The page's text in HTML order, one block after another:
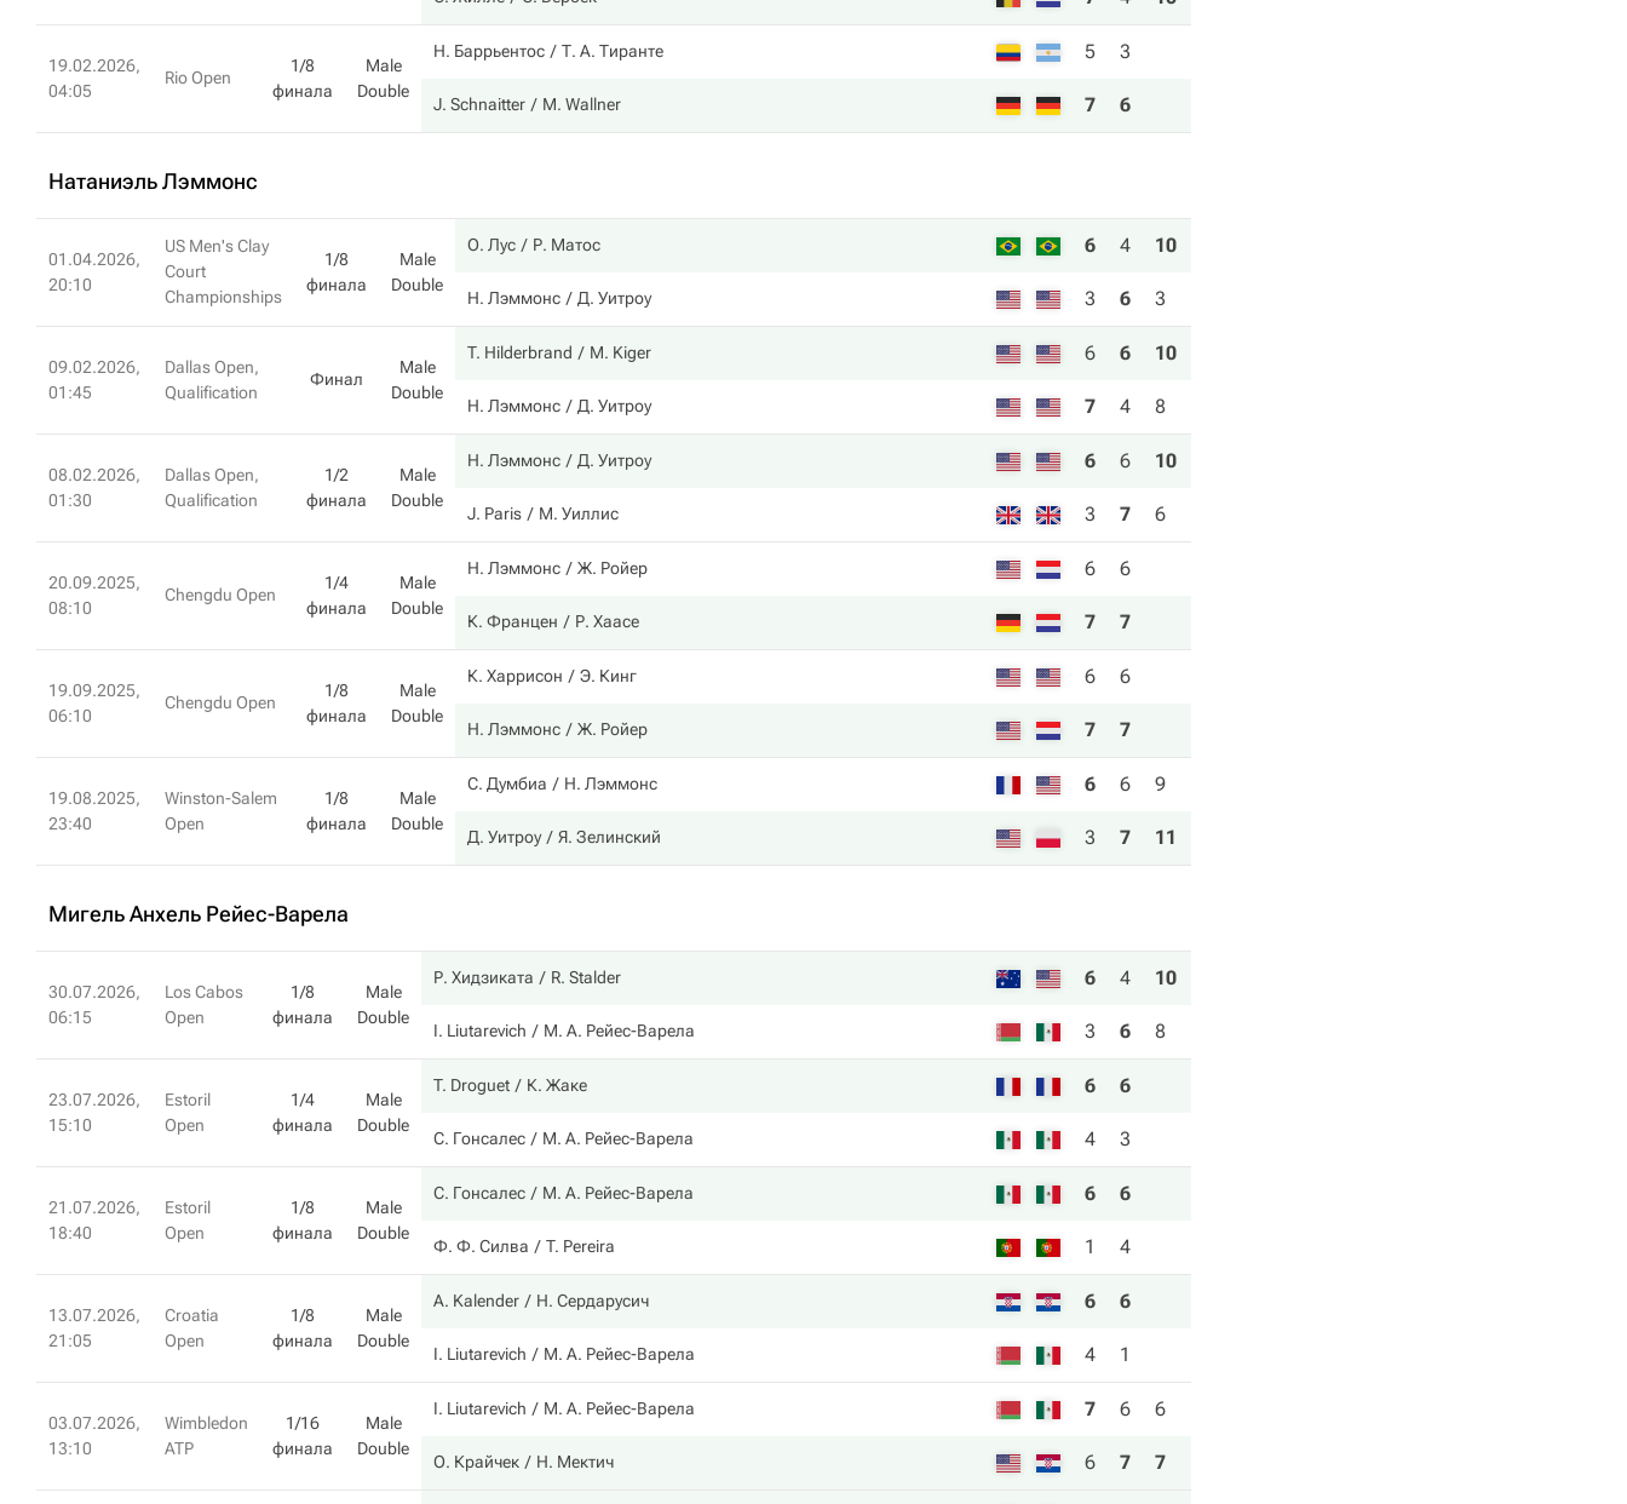
19.02.2026,
04:05
Rio Open
1/8
финала
Male
Double
Н. Баррьентос Т. А. Тиранте 5 3
J. Schnaitter M. Wallner 7 6
Натаниэль Лэммонс
01.04.2026,
20:10
US Men's Clay
Court
Championships
1/8
финала
Male
Double
О. Лус Р. Матос 6 4 10
Н. Лэммонс Д. Уитроу 3 6 3
09.02.2026,
01:45
Dallas Open,
Qualification
Финал
Male
Double
T. Hilderbrand M. Kiger 6 6 10
Н. Лэммонс Д. Уитроу 7 4 8
08.02.2026,
01:30
Dallas Open,
Qualification
1/2
финала
Male
Double
Н. Лэммонс Д. Уитроу 6 6 10
J. Paris М. Уиллис 3 7 6
20.09.2025,
08:10
Chengdu Open
1/4
финала
Male
Double
Н. Лэммонс Ж. Ройер 6 6
К. Францен Р. Хаасе 7 7
19.09.2025,
06:10
Chengdu Open
1/8
финала
Male
Double
К. Харрисон Э. Кинг 6 6
Н. Лэммонс Ж. Ройер 7 7
19.08.2025,
23:40
Winston-Salem
Open
1/8
финала
Male
Double
С. Думбиа Н. Лэммонс 6 6 9
Д. Уитроу Я. Зелинский 3 7 11
Мигель Анхель Рейес-Варела
30.07.2026,
06:15
Los Cabos
Open
1/8
финала
Male
Double
Р. Хидзиката R. Stalder 6 4 10
I. Liutarevich М. А. Рейес-Варела 3 6 8
23.07.2026,
15:10
Estoril
Open
1/4
финала
Male
Double
T. Droguet К. Жаке 6 6
С. Гонсалес М. А. Рейес-Варела 4 3
21.07.2026,
18:40
Estoril
Open
1/8
финала
Male
Double
С. Гонсалес М. А. Рейес-Варела 6 6
Ф. Ф. Силва T. Pereira 1 4
13.07.2026,
21:05
Croatia
Open
1/8
финала
Male
Double
A. Kalender Н. Сердарусич 6 6
I. Liutarevich М. А. Рейес-Варела 4 1
03.07.2026,
13:10
Wimbledon
ATP
1/16
финала
Male
Double
I. Liutarevich М. А. Рейес-Варела 7 6 6
О. Крайчек Н. Мектич 6 7 7